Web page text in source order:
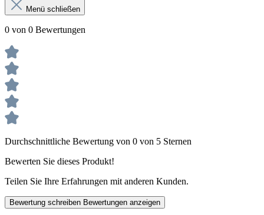
Menü schließen
0 von 0 Bewertungen
Durchschnittliche Bewertung von 0 von 5 Sternen
Bewerten Sie dieses Produkt!
Teilen Sie Ihre Erfahrungen mit anderen Kunden.
Bewertung schreiben Bewertungen anzeigen